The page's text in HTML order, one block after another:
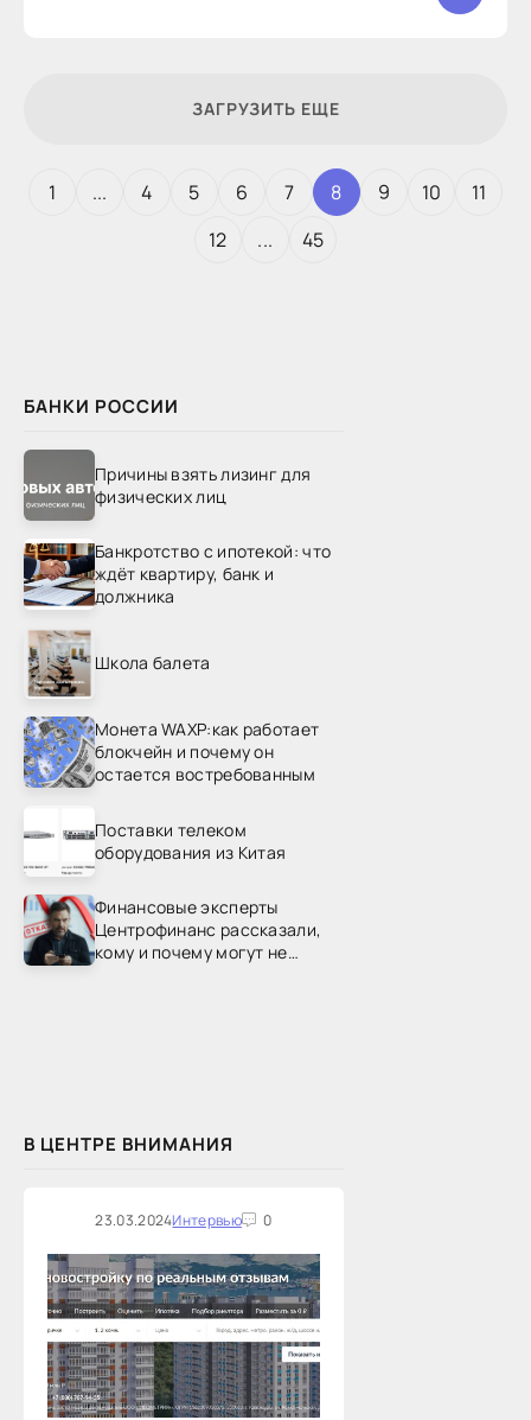
БАНКИ РОССИИ
Причины взять лизинг для
физических лиц
Банкротство с ипотекой: что
ждёт квартиру, банк и
должника
Школа балета
Монета WAXP:как работает
блокчейн и почему он
остается востребованным
Поставки телеком
оборудования из Китая
Финансовые эксперты
Центрофинанс рассказали,
кому и почему могут не
В ЦЕНТРЕ ВНИМАНИЯ
23.03.2024Интервью 0
ЗАГРУЗИТЬ ЕЩЕ
1 ... 4 5 6 7 8 9 10
11
12
... 45